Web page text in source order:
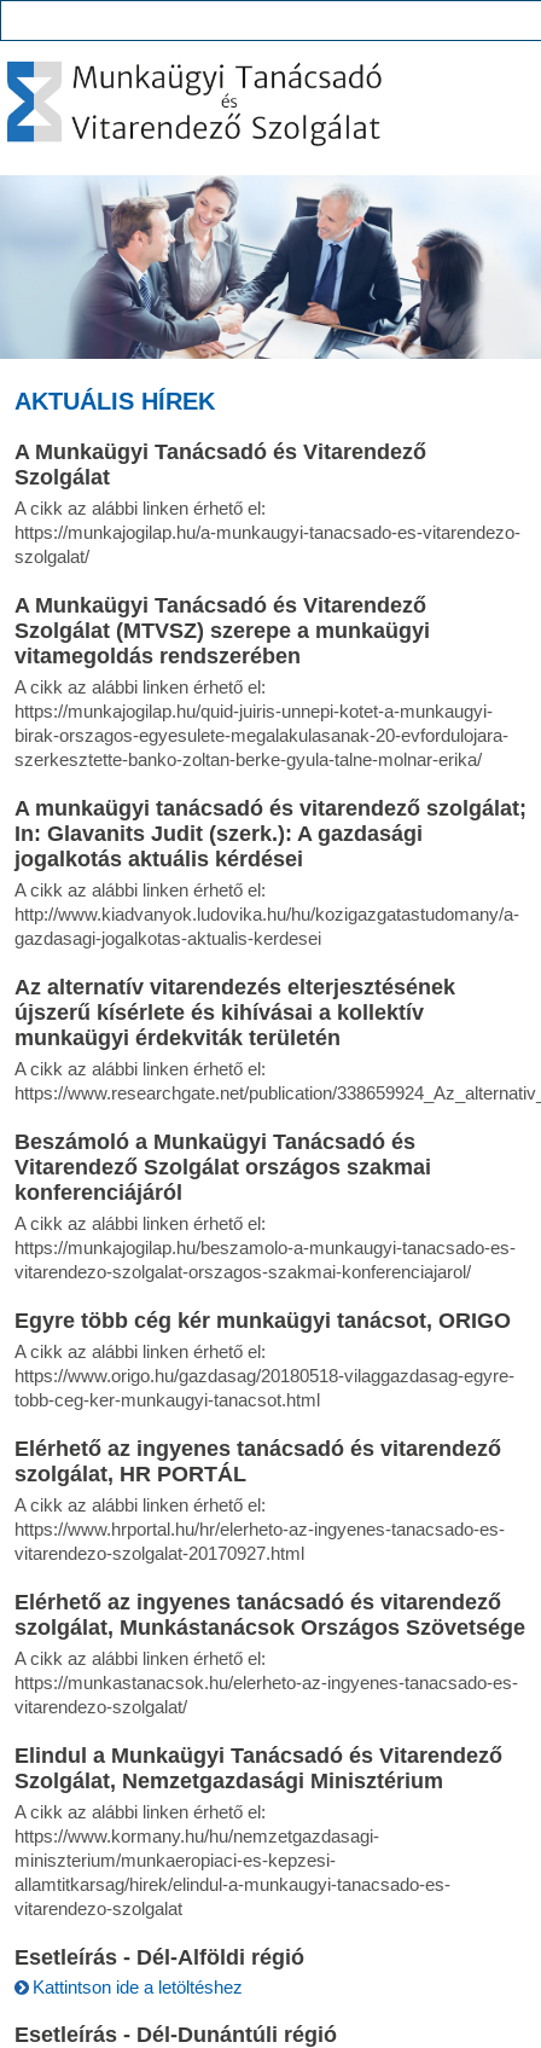
AKTUÁLIS HÍREK
A Munkaügyi Tanácsadó és Vitarendező
Szolgálat
A cikk az alábbi linken érhető el:
https://munkajogilap.hu/a-munkaugyi-tanacsado-es-vitarendezo-
szolgalat/
A Munkaügyi Tanácsadó és Vitarendező
Szolgálat (MTVSZ) szerepe a munkaügyi
vitamegoldás rendszerében
A cikk az alábbi linken érhető el:
https://munkajogilap.hu/quid-juiris-unnepi-kotet-a-munkaugyi-
birak-orszagos-egyesulete-megalakulasanak-20-evfordulojara-
szerkesztette-banko-zoltan-berke-gyula-talne-molnar-erika/
A munkaügyi tanácsadó és vitarendező szolgálat;
In: Glavanits Judit (szerk.): A gazdasági
jogalkotás aktuális kérdései
A cikk az alábbi linken érhető el:
http://www.kiadvanyok.ludovika.hu/hu/kozigazgatastudomany/a-
gazdasagi-jogalkotas-aktualis-kerdesei
Az alternatív vitarendezés elterjesztésének
újszerű kísérlete és kihívásai a kollektív
munkaügyi érdekviták területén
A cikk az alábbi linken érhető el:
https://www.researchgate.net/publication/
Beszámoló a Munkaügyi Tanácsadó és
Vitarendező Szolgálat országos szakmai
konferenciájáról
A cikk az alábbi linken érhető el:
https://munkajogilap.hu/beszamolo-a-munkaugyi-tanacsado-es-
vitarendezo-szolgalat-orszagos-szakmai-konferenciajarol/
Egyre több cég kér munkaügyi tanácsot, ORIGO
A cikk az alábbi linken érhető el:
https://www.origo.hu/gazdasag/20180518-vilaggazdasag-egyre-
tobb-ceg-ker-munkaugyi-tanacsot.html
Elérhető az ingyenes tanácsadó és vitarendező
szolgálat, HR PORTÁL
A cikk az alábbi linken érhető el:
https://www.hrportal.hu/hr/elerheto-az-ingyenes-tanacsado-es-
vitarendezo-szolgalat-20170927.html
Elérhető az ingyenes tanácsadó és vitarendező
szolgálat, Munkástanácsok Országos Szövetsége
A cikk az alábbi linken érhető el:
https://munkastanacsok.hu/elerheto-az-ingyenes-tanacsado-es-
vitarendezo-szolgalat/
Elindul a Munkaügyi Tanácsadó és Vitarendező
Szolgálat, Nemzetgazdasági Minisztérium
A cikk az alábbi linken érhető el:
https://www.kormany.hu/hu/nemzetgazdasagi-
miniszterium/munkaeropiaci-es-kepzesi-
allamtitkarsag/hirek/elindul-a-munkaugyi-tanacsado-es-
vitarendezo-szolgalat
Esetleírás - Dél-Alföldi régió
Kattintson ide a letöltéshez
Esetleírás - Dél-Dunántúli régió